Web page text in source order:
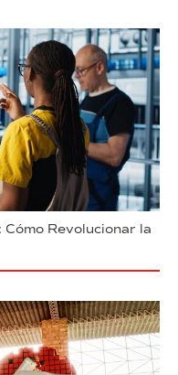
Revolucionar la